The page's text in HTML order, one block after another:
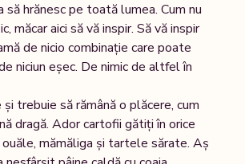
să hrănesc pe toată lumea. Cum nu
măcar aici să vă inspir. Să vă inspir
de nicio combinație care poate
niciun eșec. De nimic de altfel în
trebuie să rămână o plăcere, cum
dragă. Ador cartofii gătiți în orice
mămăliga și tartele sărate. Aș